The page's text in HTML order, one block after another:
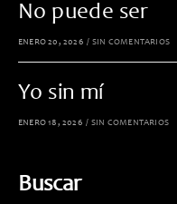
No puede ser
ENERO 20, 2026 / SIN COMENTARIOS
Yo sin mí
ENERO 18, 2026 / SIN COMENTARIOS
Buscar